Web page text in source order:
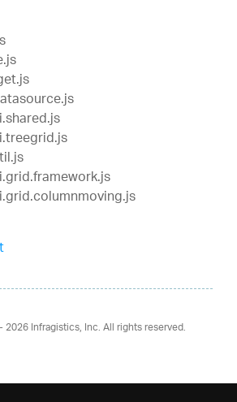
2026Infragistics, Inc. All rights reserved.